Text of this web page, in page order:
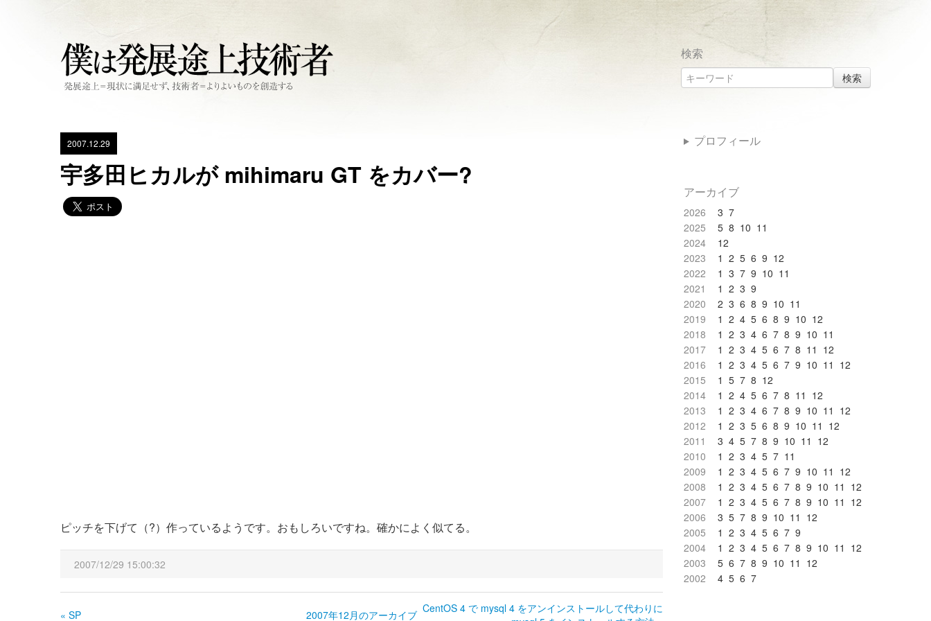
2007.12.29
宇多田ヒカルが mihimaru GT をカバー?
ピッチを下げて（?）作っているようです。おもしろいですね。確かによく似てる。
2007/12/29 15:00:32
« SP 2007年12月のアーカイブ CentOS 4 で mysql 4 をアンインストールして代わりに
検索
検索
プロフィール
アーカイブ
2026 3 7
2025
5 8 10 11
2024
12
2023
1 2 5 6 9 12
2022
1 3 7 9 10 11
2021
1 2 3 9
2020
2 3 6 8 9 10 11
2019
1 2 4 5 6 8 9 10 12
2018
1 2 3 4 6 7 8 9 10 11
2017
1 2 3 4 5 6 7 8 11 12
2016
1 2 3 4 5 6 7 9 10 11 12
2015
1 5 7 8 12
2014
1 2 4 5 6 7 8 11 12
2013
1 2 3 4 6 7 8 9 10 11 12
2012
1 2 3 5 6 8 9 10 11 12
2011
3 4 5 7 8 9 10 11 12
2010
1 2 3 4 5 7 11
2009
1 2 3 4 5 6 7 9 10 11 12
2008
1 2 3 4 5 6 7 8 9 10 11 12
2007
1 2 3 4 5 6 7 8 9 10 11 12
2006
3 5 7 8 9 10 11 12
2005
1 2 3 4 5 6 7 9
2004
1 2 3 4 5 6 7 8 9 10 11 12
2003
5 6 7 8 9 10 11 12
2002
4 5 6 7